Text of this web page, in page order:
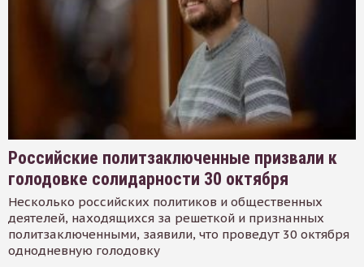
Российские политзаключенные призвали к
голодовке солидарности 30 октября
Несколько российских политиков и общественных
деятелей, находящихся за решеткой и признанных
политзаключенными, заявили, что проведут 30 октября
однодневную голодовку